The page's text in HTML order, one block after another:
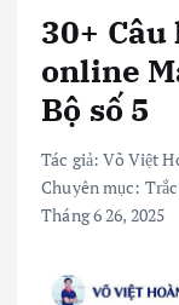
30+
online
Bộ số 5
Tác giả:Võ Việt
Chuyên mục:
Tháng 6 26, 2025